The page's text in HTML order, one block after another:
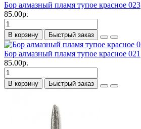
Бор алмазный пламя тупое красное 023
85.00р.
В корзину Быстрый заказ
Бор алмазный пламя тупое красное 021
85.00р.
В корзину Быстрый заказ